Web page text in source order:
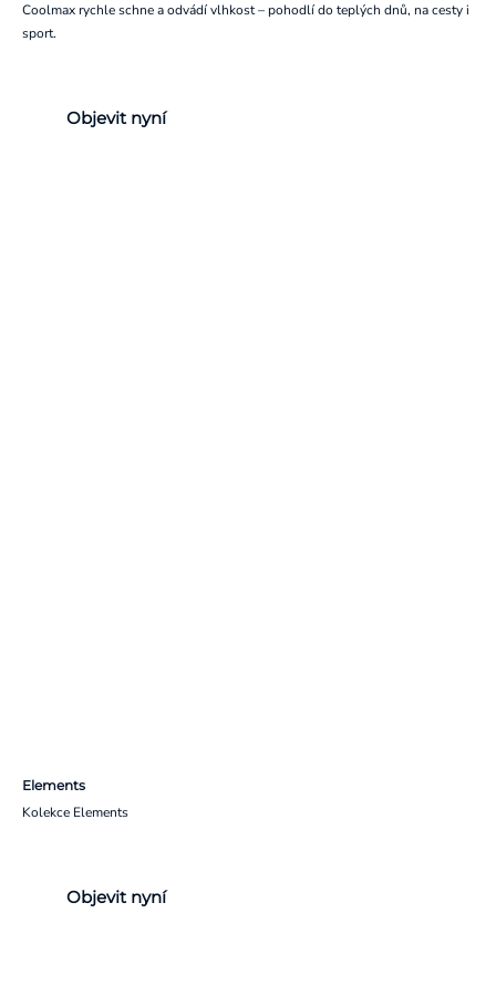
Coolmax rychle schne a odvádí vlhkost – pohodlí do teplých dnů, na cesty i
sport.
Objevit nyní
Elements
Kolekce Elements
Objevit nyní